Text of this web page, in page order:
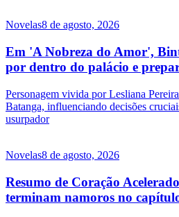
Novelas8 de agosto, 2026
Em 'A Nobreza do Amor',
por dentro do palácio e
Personagem vivida por Lesliana
Batanga, influenciando decisões
usurpador
Novelas8 de agosto, 2026
Resumo de Coração
terminam namoros no